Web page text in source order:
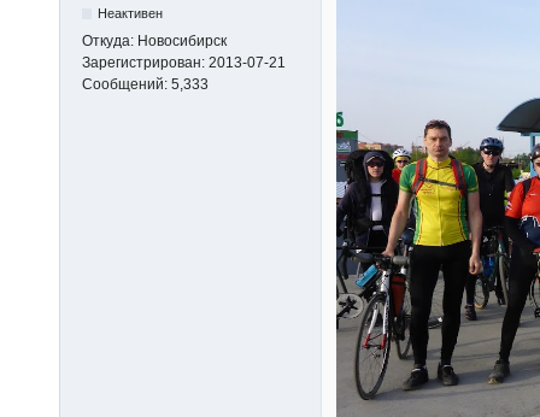
Неактивен
Откуда: Новосибирск
Зарегистрирован: 2013-07-21
Сообщений: 5,333